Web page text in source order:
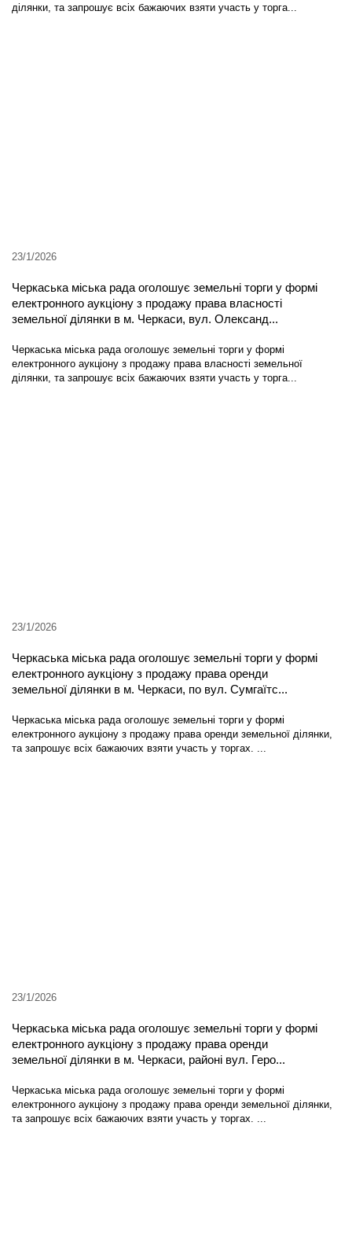
ділянки, та запрошує всіх бажаючих взяти участь у торга...
23/1/2026
Черкаська міська рада оголошує земельні торги у формі
електронного аукціону з продажу права власності
земельної ділянки в м. Черкаси, вул. Олександ...
Черкаська міська рада оголошує земельні торги у формі
електронного аукціону з продажу права власності земельної
ділянки, та запрошує всіх бажаючих взяти участь у торга...
23/1/2026
Черкаська міська рада оголошує земельні торги у формі
електронного аукціону з продажу права оренди
земельної ділянки в м. Черкаси, по вул. Сумгаїтс...
Черкаська міська рада оголошує земельні торги у формі
електронного аукціону з продажу права оренди земельної ділянки,
та запрошує всіх бажаючих взяти участь у торгах. ...
23/1/2026
Черкаська міська рада оголошує земельні торги у формі
електронного аукціону з продажу права оренди
земельної ділянки в м. Черкаси, районі вул. Геро...
Черкаська міська рада оголошує земельні торги у формі
електронного аукціону з продажу права оренди земельної ділянки,
та запрошує всіх бажаючих взяти участь у торгах. ...